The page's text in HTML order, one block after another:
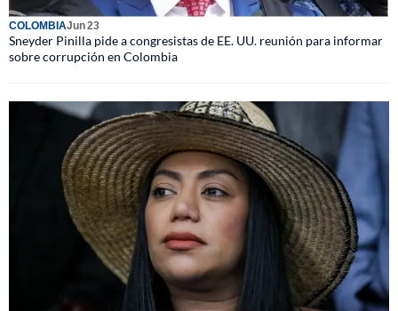
COLOMBIAJun 23
Sneyder Pinilla pide a congresistas de EE. UU. reunión para informar
sobre corrupción en Colombia